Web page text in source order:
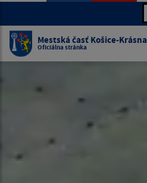
Mestská časť Košice-Krásna
Oficiálna stránka